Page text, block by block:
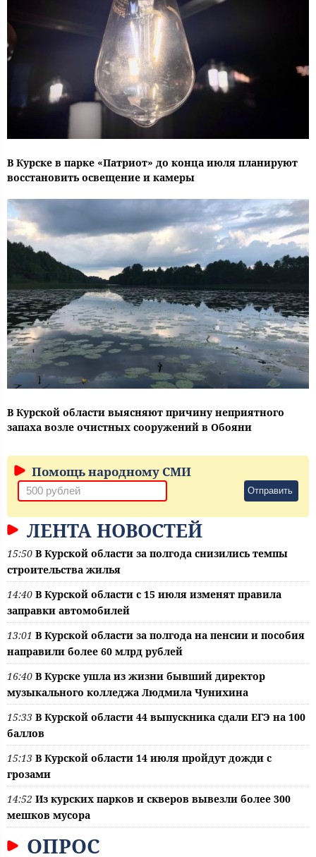
В Курске в парке «Патриот» до конца июля планируют
восстановить освещение и камеры
В Курской области выясняют причину неприятного
запаха возле очистных сооружений в Обояни
Помощь народному СМИ
Отправить
ЛЕНТА НОВОСТЕЙ
15:50 В Курской области за полгода снизились темпы
строительства жилья
14:40 В Курской области с 15 июля изменят правила
заправки автомобилей
13:01 В Курской области за полгода на пенсии и пособия
направили более 60 млрд рублей
16:40 В Курске ушла из жизни бывший директор
музыкального колледжа Людмила Чунихина
15:33 В Курской области 44 выпускника сдали ЕГЭ на 100
баллов
15:13 В Курской области 14 июля пройдут дожди с
грозами
14:52 Из курских парков и скверов вывезли более 300
мешков мусора
ОПРОС